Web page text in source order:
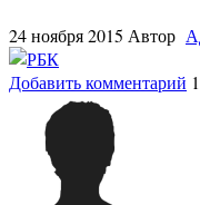
24 ноября 2015 Автор
Добавить комментарий